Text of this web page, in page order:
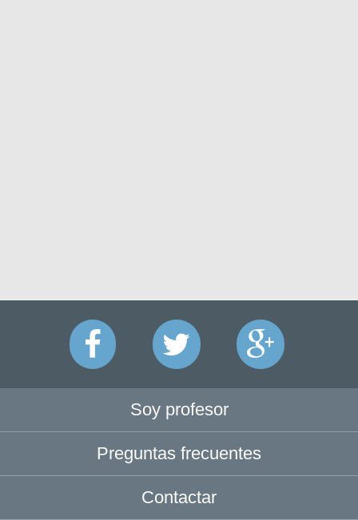
Soy profesor
Preguntas frecuentes
Contactar